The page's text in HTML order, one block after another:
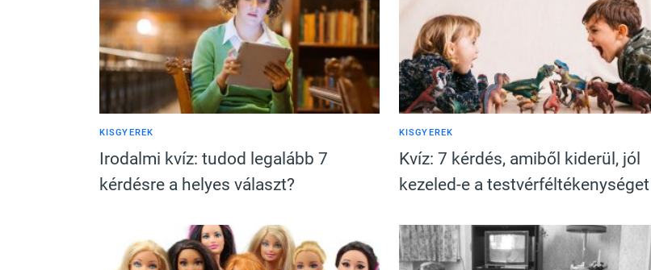
KISGYEREK
Irodalmi kvíz: tudod legalább 7
kérdésre a helyes választ?
KISGYEREK
Kvíz: 7 kérdés, amiből kiderül, jól
kezeled-e a testvérféltékenységet